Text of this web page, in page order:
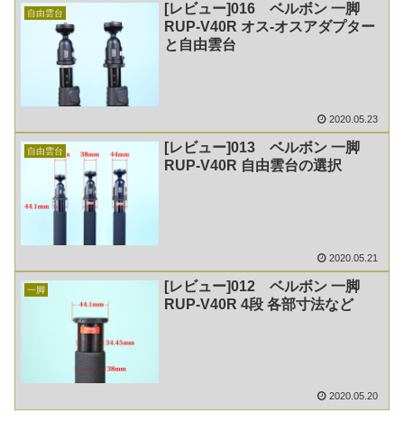
自由雲台
[レビュー]016 ベルボン 一脚
RUP-V40R オス-オスアダプター
と自由雲台
2020.05.23
自由雲台
[レビュー]013 ベルボン 一脚
RUP-V40R 自由雲台の選択
2020.05.21
一脚
[レビュー]012 ベルボン 一脚
RUP-V40R 4段 各部寸法など
2020.05.20